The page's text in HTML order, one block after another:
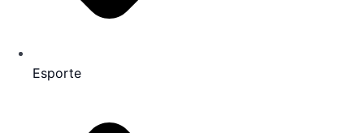
Esporte